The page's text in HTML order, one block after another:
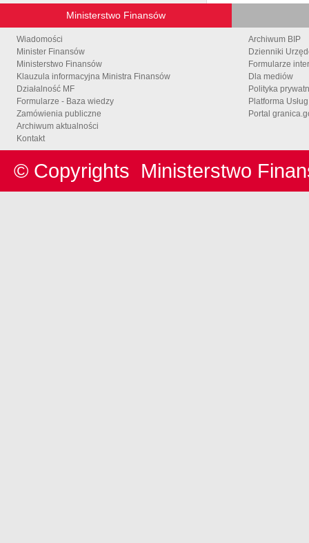
Ministerstwo Finansów
Wiadomości
Minister Finansów
Ministerstwo Finansów
Klauzula informacyjna Ministra Finansów
Działalność MF
Formularze - Baza wiedzy
Zamówienia publiczne
Archiwum aktualności
Kontakt
Archiwum BIP
Dzienniki
Formularze
Dla mediów
Polityka
Platforma
Portal
© Copyrights Ministerstwo